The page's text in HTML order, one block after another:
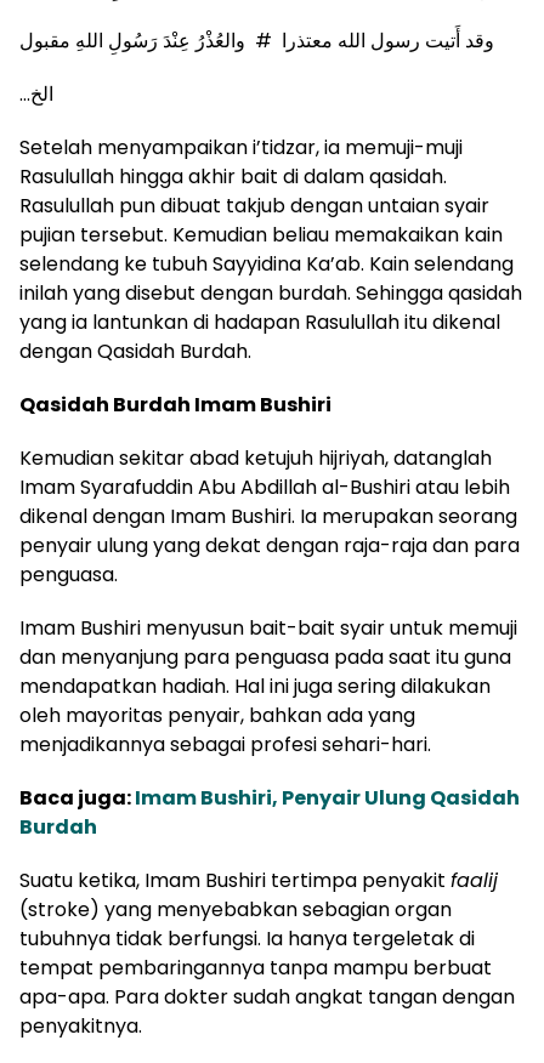
وقد أَتيت رسول الله معتذرا # والعُذْرُ عِنْدَ رَسُولِ اللهِ مقبول
…الخ
Setelah menyampaikan i’tidzar, ia memuji-muji
Rasulullah hingga akhir bait di dalam qasidah.
Rasulullah pun dibuat takjub dengan untaian syair
pujian tersebut. Kemudian beliau memakaikan kain
selendang ke tubuh Sayyidina Ka’ab. Kain selendang
inilah yang disebut dengan burdah. Sehingga qasidah
yang ia lantunkan di hadapan Rasulullah itu dikenal
dengan Qasidah Burdah.
Qasidah Burdah Imam Bushiri
Kemudian sekitar abad ketujuh hijriyah, datanglah
Imam Syarafuddin Abu Abdillah al-Bushiri atau lebih
dikenal dengan Imam Bushiri. Ia merupakan seorang
penyair ulung yang dekat dengan raja-raja dan para
penguasa.
Imam Bushiri menyusun bait-bait syair untuk memuji
dan menyanjung para penguasa pada saat itu guna
mendapatkan hadiah. Hal ini juga sering dilakukan
oleh mayoritas penyair, bahkan ada yang
menjadikannya sebagai profesi sehari-hari.
Baca juga:Imam Bushiri, Penyair Ulung Qasidah
Burdah
Suatu ketika, Imam Bushiri tertimpa penyakit faalij
(stroke) yang menyebabkan sebagian organ
tubuhnya tidak berfungsi. Ia hanya tergeletak di
tempat pembaringannya tanpa mampu berbuat
apa-apa. Para dokter sudah angkat tangan dengan
penyakitnya.